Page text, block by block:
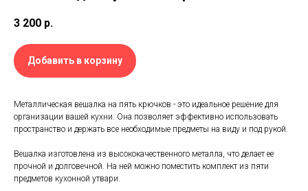
3 200 р.
Добавить в корзину
Металлическая вешалка на пять крючков - это идеальное решение для
организации вашей кухни. Она позволяет эффективно использовать
пространство и держать все необходимые предметы на виду и под рукой.
Вешалка изготовлена из высококачественного металла, что делает ее
прочной и долговечной. На ней можно поместить комплект из пяти
предметов кухонной утвари.